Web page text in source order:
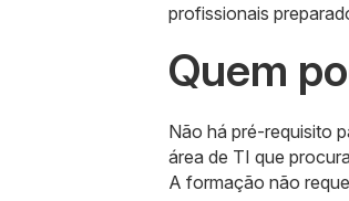
profissionais
Quem
Não há pré-requisito
área de TI que
A formação não